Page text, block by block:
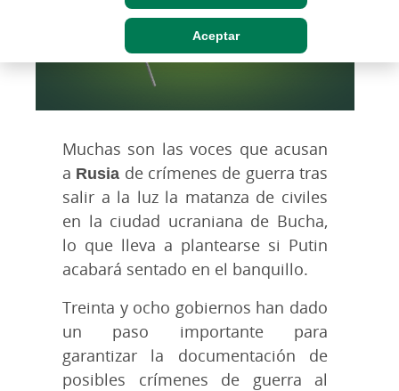
Aceptar
Muchas son las voces que acusan
a Rusia de crímenes de guerra tras
salir a la luz la matanza de civiles
en la ciudad ucraniana de Bucha,
lo que lleva a plantearse si Putin
acabará sentado en el banquillo.
Treinta y ocho gobiernos han dado
un paso importante para
garantizar la documentación de
posibles crímenes de guerra al